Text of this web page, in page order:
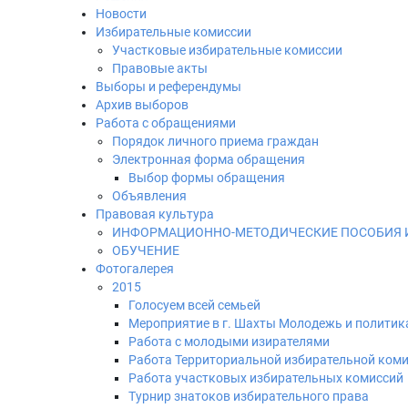
Новости
Избирательные комиссии
Участковые избирательные комиссии
Правовые акты
Выборы и референдумы
Архив выборов
Работа с обращениями
Порядок личного приема граждан
Электронная форма обращения
Выбор формы обращения
Объявления
Правовая культура
ИНФОРМАЦИОННО-МЕТОДИЧЕСКИЕ ПОСОБИЯ
ОБУЧЕНИЕ
Фотогалерея
2015
Голосуем всей семьей
Мероприятие в г. Шахты Молодежь и
Работа с молодыми изирателями
Работа Территориальной избирательной
Работа участковых избирательных комиссий
Турнир знатоков избирательного права